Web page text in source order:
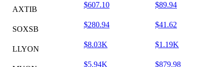
AXTIB
$607.10 $89.94
SOXSB
$280.94 $41.62
LLYON
$8.03K $1.19K
$5.94K $879.98